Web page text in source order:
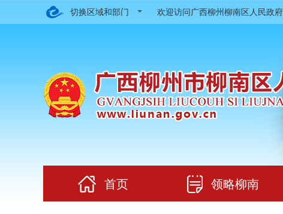
切换区域和部门 欢迎访问广西柳州柳南区人民政
首页 领略柳南